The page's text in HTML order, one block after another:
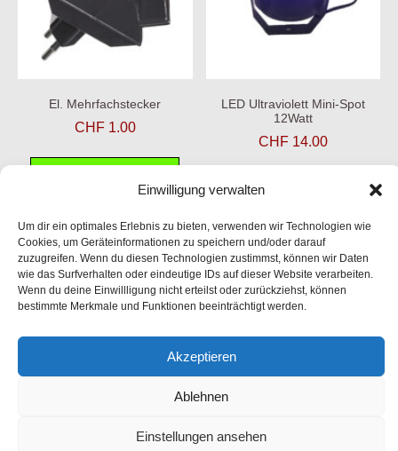
Einwilligung verwalten
Um dir ein optimales Erlebnis zu bieten, verwenden wir Technologien wie
Cookies, um Geräteinformationen zu speichern und/oder darauf
zuzugreifen. Wenn du diesen Technologien zustimmst, können wir Daten
wie das Surfverhalten oder eindeutige IDs auf dieser Website verarbeiten.
Wenn du deine Einwillligung nicht erteilst oder zurückziehst, können
bestimmte Merkmale und Funktionen beeinträchtigt werden.
Akzeptieren
Ablehnen
Einstellungen ansehen
El. Mehrfachstecker
CHF1.00
LED Ultraviolett Mini-Spot
12Watt
CHF14.00
In den Warenkorb
Cookie-Richtlinie (EU)
Datenschutzerklärung